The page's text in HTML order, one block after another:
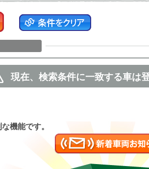
現在、検索条件に一致する車は
機能です。